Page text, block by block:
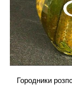
Городники